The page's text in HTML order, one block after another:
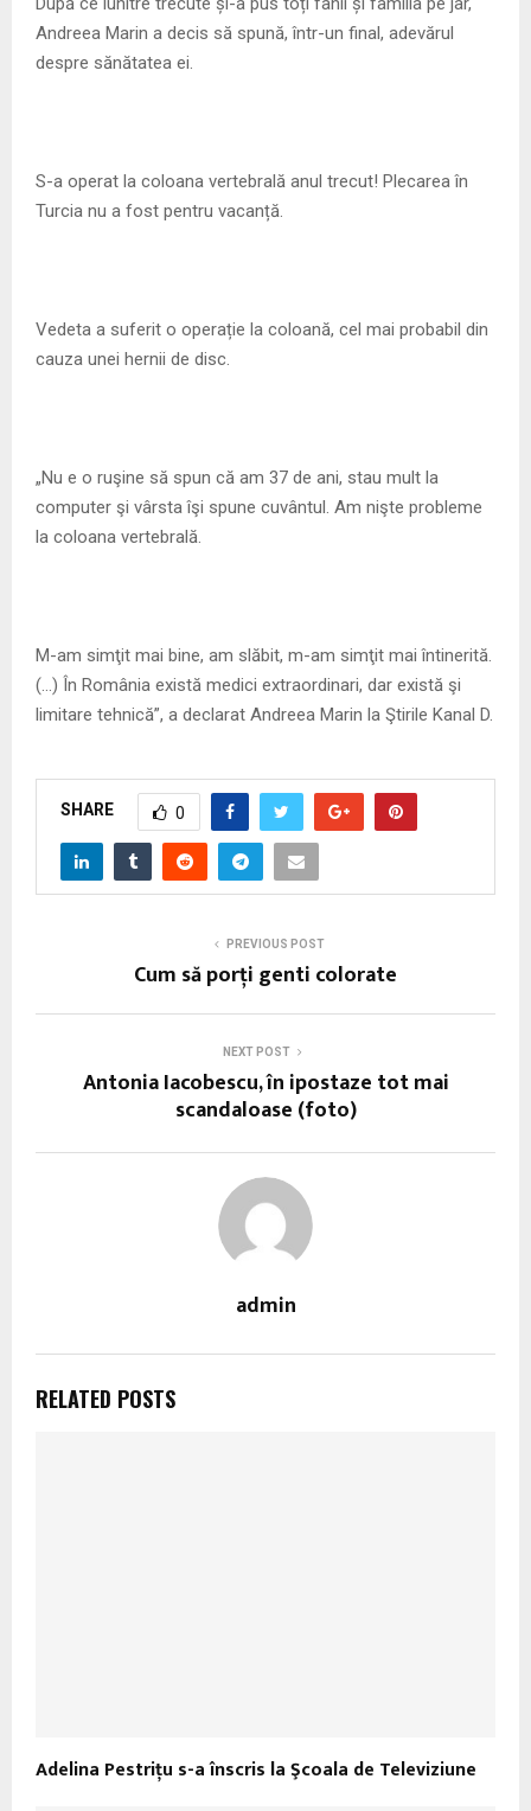
E
U
Andreea Marin a decis să spună, într-un final, adevărul
despre sănătatea ei.
S-a operat la coloana vertebrală anul trecut! Plecarea în
Turcia nu a fost pentru vacanță.
Vedeta a suferit o operație la coloană, cel mai probabil din
cauza unei hernii de disc.
„Nu e o ruşine să spun că am 37 de ani, stau mult la
computer şi vârsta îşi spune cuvântul. Am nişte probleme
la coloana vertebrală.
M-am simţit mai bine, am slăbit, m-am simţit mai întinerită.
(…) În România există medici extraordinari, dar există şi
limitare tehnică”, a declarat Andreea Marin la Ştirile Kanal D.
SHARE 0
PREVIOUS POST
Cum să porți genti colorate
NEXT POST
Antonia Iacobescu, în ipostaze tot mai
scandaloase (foto)
admin
RELATED POSTS
Adelina Pestriţu s-a înscris la Şcoala de Televiziune